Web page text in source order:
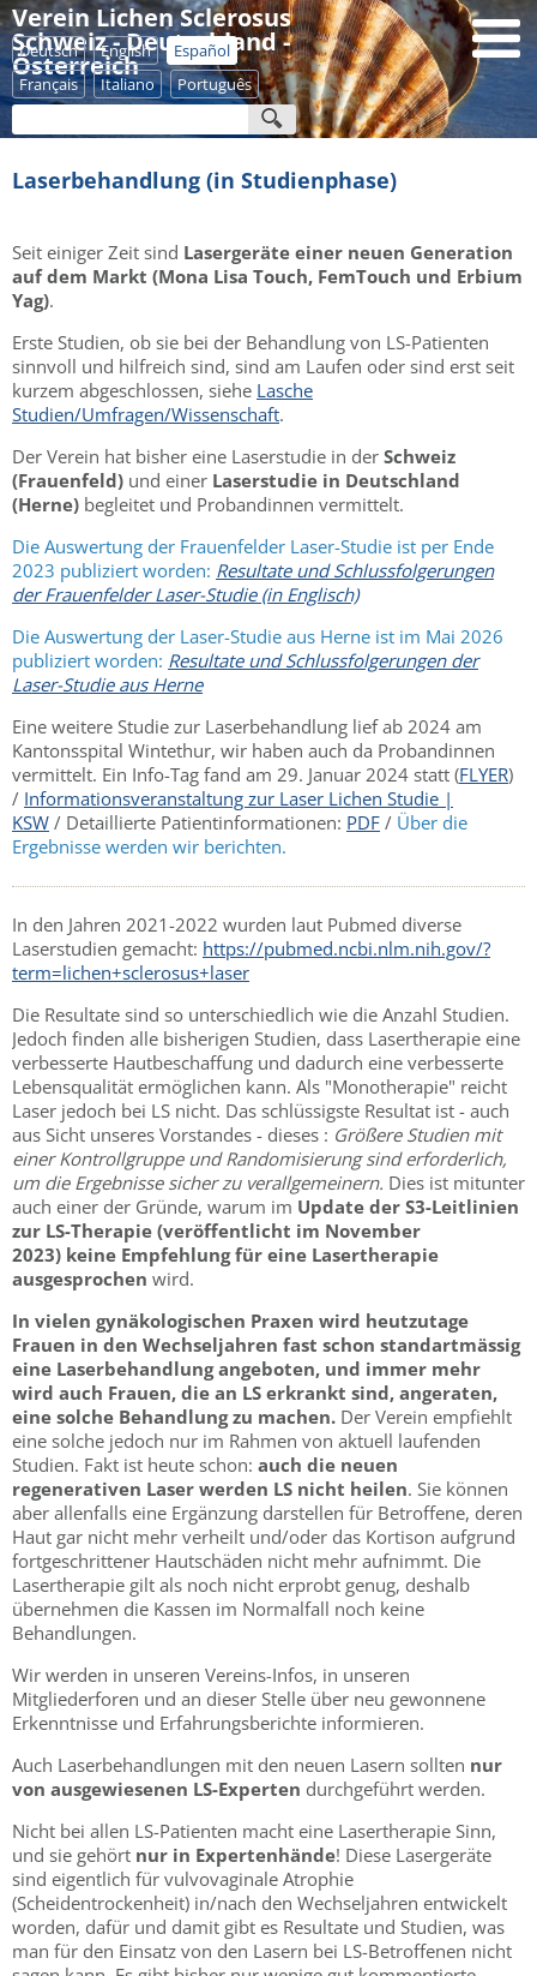
Verein Lichen Sclerosus
Schweiz - Deutschland -
Österreich
Deutsch English
Español
Français
Italiano Português
Laserbehandlung (in Studienphase)
Seit einiger Zeit sind Lasergeräte einer neuen Generation
auf dem Markt (Mona Lisa Touch, FemTouch und Erbium
Yag).
Erste Studien, ob sie bei der Behandlung von LS-Patienten
sinnvoll und hilfreich sind, sind am Laufen oder sind erst seit
kurzem abgeschlossen, siehe Lasche
Studien/Umfragen/Wissenschaft.
Der Verein hat bisher eine Laserstudie in der Schweiz
(Frauenfeld) und einer Laserstudie in Deutschland
(Herne) begleitet und Probandinnen vermittelt.
Die Auswertung der Frauenfelder Laser-Studie ist per Ende
2023 publiziert worden: Resultate und Schlussfolgerungen
der Frauenfelder Laser-Studie (in Englisch)
Die Auswertung der Laser-Studie aus Herne ist im Mai 2026
publiziert worden: Resultate und Schlussfolgerungen der
Laser-Studie aus Herne
Eine weitere Studie zur Laserbehandlung lief ab 2024 am
Kantonsspital Wintethur, wir haben auch da Probandinnen
vermittelt. Ein Info-Tag fand am 29. Januar 2024 statt (FLYER)
/ Informationsveranstaltung zur Laser Lichen Studie |
KSW / Detaillierte Patientinformationen: PDF / Über die
Ergebnisse werden wir berichten.
In den Jahren 2021-2022 wurden laut Pubmed diverse
Laserstudien gemacht: https://pubmed.ncbi.nlm.nih.gov/?
term=lichen+sclerosus+laser
Die Resultate sind so unterschiedlich wie die Anzahl Studien.
Jedoch finden alle bisherigen Studien, dass Lasertherapie eine
verbesserte Hautbeschaffung und dadurch eine verbesserte
Lebensqualität ermöglichen kann. Als "Monotherapie" reicht
Laser jedoch bei LS nicht. Das schlüssigste Resultat ist - auch
aus Sicht unseres Vorstandes - dieses : Größere Studien mit
einer Kontrollgruppe und Randomisierung sind erforderlich,
um die Ergebnisse sicher zu verallgemeinern. Dies ist mitunter
auch einer der Gründe, warum im Update der S3-Leitlinien
zur LS-Therapie (veröffentlicht im November
2023) keine Empfehlung für eine Lasertherapie
ausgesprochen wird.
In vielen gynäkologischen Praxen wird heutzutage
Frauen in den Wechseljahren fast schon standartmässig
eine Laserbehandlung angeboten, und immer mehr
wird auch Frauen, die an LS erkrankt sind, angeraten,
eine solche Behandlung zu machen. Der Verein empfiehlt
eine solche jedoch nur im Rahmen von aktuell laufenden
Studien. Fakt ist heute schon: auch die neuen
regenerativen Laser werden LS nicht heilen. Sie können
aber allenfalls eine Ergänzung darstellen für Betroffene, deren
Haut gar nicht mehr verheilt und/oder das Kortison aufgrund
fortgeschrittener Hautschäden nicht mehr aufnimmt. Die
Lasertherapie gilt als noch nicht erprobt genug, deshalb
übernehmen die Kassen im Normalfall noch keine
Behandlungen.
Wir werden in unseren Vereins-Infos, in unseren
Mitgliederforen und an dieser Stelle über neu gewonnene
Erkenntnisse und Erfahrungsberichte informieren.
Auch Laserbehandlungen mit den neuen Lasern sollten nur
von ausgewiesenen LS-Experten durchgeführt werden.
Nicht bei allen LS-Patienten macht eine Lasertherapie Sinn,
und sie gehört nur in Expertenhände! Diese Lasergeräte
sind eigentlich für vulvovaginale Atrophie
(Scheidentrockenheit) in/nach den Wechseljahren entwickelt
worden, dafür und damit gibt es Resultate und Studien, was
man für den Einsatz von den Lasern bei LS-Betroffenen nicht